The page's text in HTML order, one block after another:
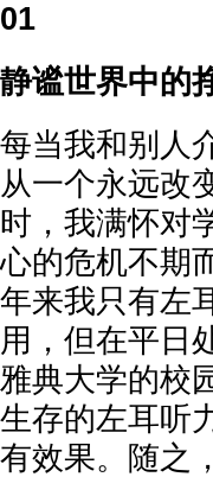
01
静谧世界中的
每当我和别人
从一个永远改
时，我满怀对
心的危机不期
年来我只有左
用，但在平日
雅典大学的校
生存的左耳听
有效果。随之